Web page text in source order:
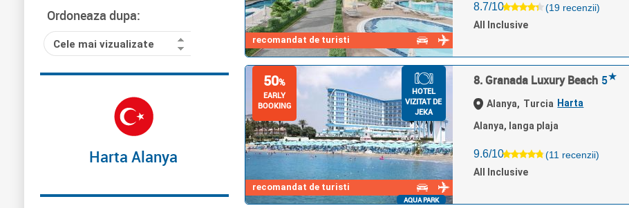
recomandat de turisti
8.7/10
(19 recenzii)
All Inclusive
recomandat de turisti
50%
EARLY
BOOKING
HOTEL
VIZITAT DE
JEKA
AQUA PARK
8. Granada Luxury Beach 5★
Alanya, Turcia Harta
Alanya, langa plaja
9.6/10
(11 recenzii)
All Inclusive
Ordoneaza dupa:
Cele mai vizualizate
Harta Alanya